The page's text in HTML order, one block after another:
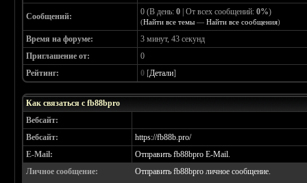
Сообщений: 0 (В день:0 | От всех сообщений:0%)
(Найти все темы —Найти все сообщения)
Время на форуме:
3 минут, 43 секунд
Приглашение от:
0
Рейтинг:
0 [Детали]
Как связаться с fb88bpro
Вебсайт:
Вебсайт:
https://fb88b.pro/
E-Mail:
Отправить fb88bpro E-Mail.
Личное сообщение:
Отправить fb88bpro личное сообщение.